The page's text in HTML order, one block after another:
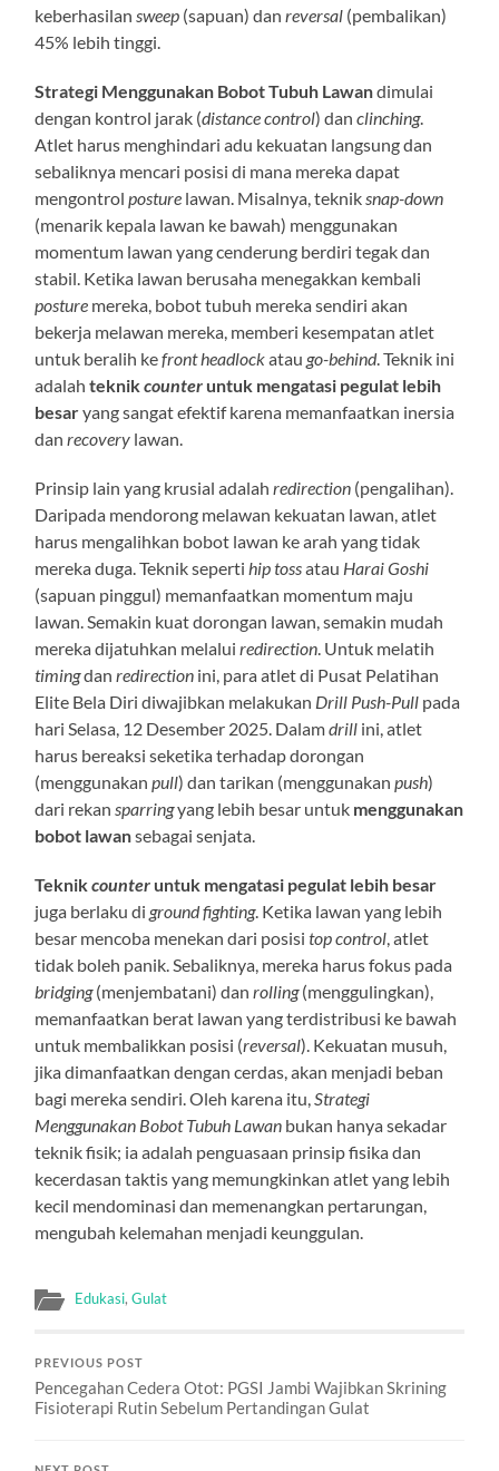
keberhasilan sweep (sapuan) danreversal (pembalikan)
45% lebih tinggi.
Strategi Menggunakan Bobot Tubuh Lawandimulai
dengan kontrol jarak (distance control) danclinching.
Atlet harus menghindari adu kekuatan langsung dan
sebaliknya mencari posisi di mana mereka dapat
mengontrol posture lawan. Misalnya, teknik snap-down
(menarik kepala lawan ke bawah) menggunakan
momentum lawan yang cenderung berdiri tegak dan
stabil. Ketika lawan berusaha menegakkan kembali
posture mereka, bobot tubuh mereka sendiri akan
bekerja melawan mereka, memberi kesempatan atlet
untuk beralih kefront headlockatau go-behind. Teknik ini
adalahteknikcounter untuk mengatasi pegulat lebih
besaryang sangat efektif karena memanfaatkan inersia
danrecovery lawan.
Prinsip lain yang krusial adalahredirection (pengalihan).
Daripada mendorong melawan kekuatan lawan, atlet
harus mengalihkan bobot lawan ke arah yang tidak
mereka duga. Teknik seperti hip tossatau Harai Goshi
(sapuan pinggul) memanfaatkan momentum maju
lawan. Semakin kuat dorongan lawan, semakin mudah
mereka dijatuhkan melaluiredirection . Untuk melatih
timingdanredirection ini, para atlet di Pusat Pelatihan
Elite Bela Diri diwajibkan melakukan Drill Push-Pull pada
hari Selasa, 12 Desember 2025. Dalamdrill ini, atlet
harus bereaksi seketika terhadap dorongan
(menggunakan pull) dan tarikan (menggunakan push)
dari rekan sparringyang lebih besar untuk menggunakan
bobot lawansebagai senjata.
Teknikcounter untuk mengatasi pegulat lebih besar
juga berlaku di ground fighting. Ketika lawan yang lebih
besar mencoba menekan dari posisitop control , atlet
tidak boleh panik. Sebaliknya, mereka harus fokus pada
bridging(menjembatani) danrolling(menggulingkan),
memanfaatkan berat lawan yang terdistribusi ke bawah
untuk membalikkan posisi (reversal). Kekuatan musuh,
jika dimanfaatkan dengan cerdas, akan menjadi beban
bagi mereka sendiri. Oleh karena itu, Strategi
Menggunakan Bobot Tubuh Lawan bukan hanya sekadar
teknik fisik; ia adalah penguasaan prinsip fisika dan
kecerdasan taktis yang memungkinkan atlet yang lebih
kecil mendominasi dan memenangkan pertarungan,
mengubah kelemahan menjadi keunggulan.
Edukasi,Gulat
PREVIOUS POST
Pencegahan Cedera Otot: PGSI Jambi Wajibkan Skrining
Fisioterapi Rutin Sebelum Pertandingan Gulat